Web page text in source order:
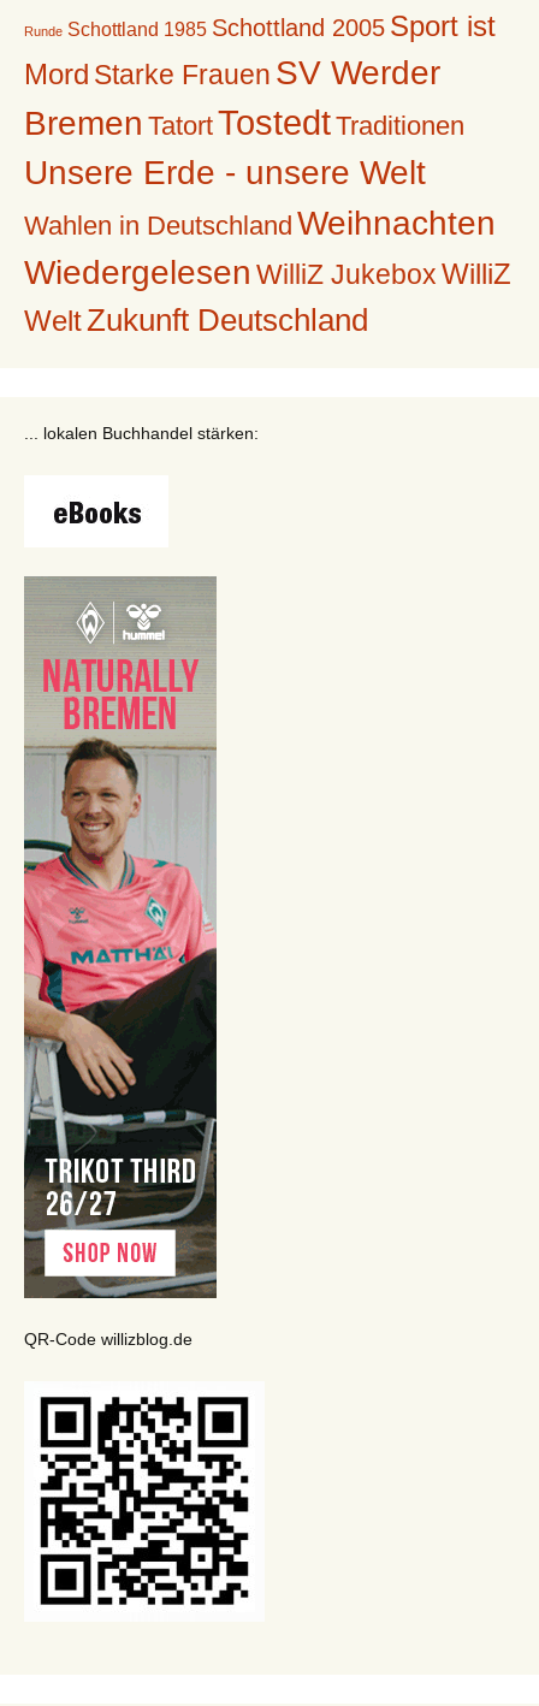
Runde Schottland 1985 Schottland 2005 Sport ist
Mord Starke Frauen SV Werder
Bremen TatortTostedtTraditionen
Unsere Erde - unsere Welt
Wahlen in Deutschland Weihnachten
Wiedergelesen WilliZ Jukebox WilliZ
WeltZukunft Deutschland
... lokalen Buchhandel stärken:
QR-Code willizblog.de